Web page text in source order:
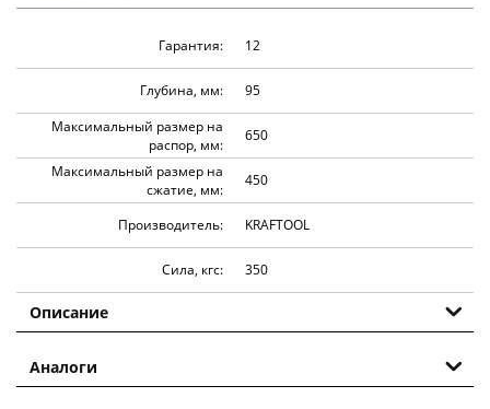
Гарантия: 12
Глубина, мм:
95
Максимальный размер на
распор, мм:
650
Максимальный размер на
сжатие, мм:
450
Производитель: KRAFTOOL
Сила, кгс: 350
Описание
Аналоги